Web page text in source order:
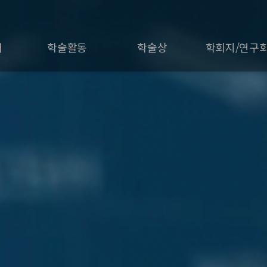
학술활동 학술상 학회지/연구